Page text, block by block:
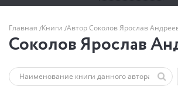
Главная Книги Автор Соколов Ярослав
Соколов Ярослав